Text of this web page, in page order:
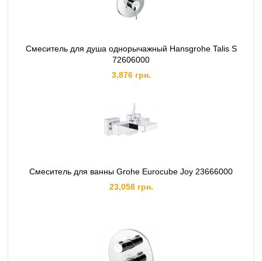
Смеситель для душа однорычажный Hansgrohe Talis S
72606000
3,876 грн.
Смеситель для ванны Grohe Eurocube Joy 23666000
23,058 грн.